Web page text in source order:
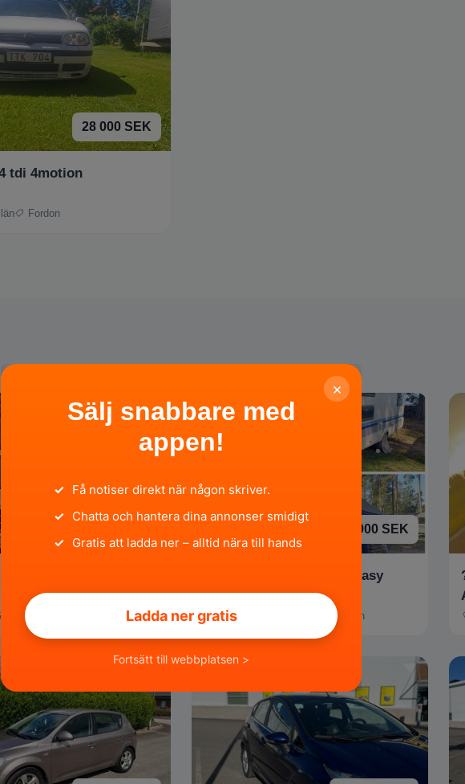
28 000 SEK
tdi 4motion
Fordon
Benz 190 OMB
län för 7 timmar sedan
95 000 SEK
Hobby 495 UK De Luxe Easy
(2003)
Skåne län för 9 timmar sedan
×
Sälj snabbare med
appen!
✓ Få notiser direkt när någon skriver.
✓ Chatta och hantera dina annonser smidigt
✓ Gratis att ladda ner – alltid nära till hands
Ladda ner gratis
Fortsätt till webbplatsen >